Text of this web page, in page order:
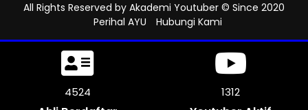
All Rights Reserved by Akademi Youtuber © Since 2020
Perihal AYU
Hubungi Kami
4989 1312